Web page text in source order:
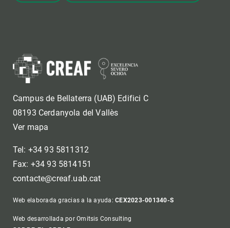
Campus de Bellaterra (UAB) Edifici C
08193 Cerdanyola del Vallès
Ver mapa
Tel: +34 93 5811312
Fax: +34 93 5814151
contacte@creaf.uab.cat
Web elaborada gracias a la ayuda:CEX2023-001340-S
Web desarrollada por Omitsis Consulting